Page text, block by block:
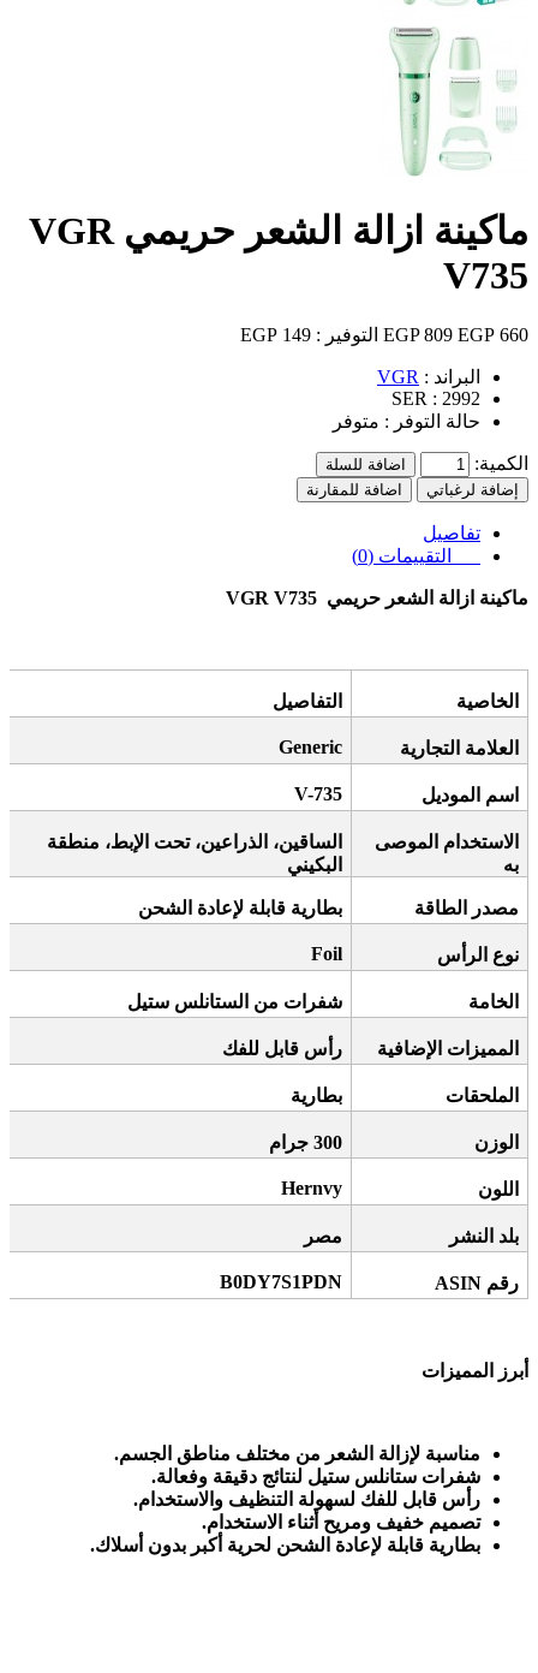
ماكينة ازالة الشعر حريمي VGR
V735
660 EGP
809 EGP التوفير : 149 EGP
البراند : VGR
SER : 2992
حالة التوفر : متوفر
الكمية:
اضافة للسلة
إضافة لرغباتي
اضافة للمقارنة
تفاصيل
التقييمات (0)
ماكينة ازالة الشعر حريمي VGR V735
الخاصية التفاصيل
العلامة التجارية Generic
اسم الموديل V-735
الاستخدام الموصى
به
الساقين، الذراعين، تحت الإبط، منطقة
البكيني
مصدر الطاقة بطارية قابلة لإعادة الشحن
نوع الرأس Foil
الخامة شفرات من الستانلس ستيل
المميزات الإضافية رأس قابل للفك
الملحقات بطارية
الوزن 300 جرام
اللون Hernvy
بلد النشر مصر
رقم ASIN
B0DY7S1PDN
أبرز المميزات
مناسبة لإزالة الشعر من مختلف مناطق الجسم.
شفرات ستانلس ستيل لنتائج دقيقة وفعالة.
رأس قابل للفك لسهولة التنظيف والاستخدام.
تصميم خفيف ومريح أثناء الاستخدام.
بطارية قابلة لإعادة الشحن لحرية أكبر بدون أسلاك.